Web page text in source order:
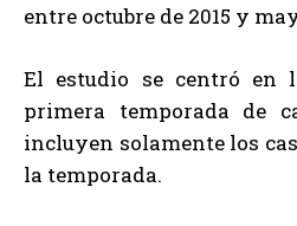
entre octubre de 2015 y
El estudio se centró en
primera temporada de
incluyen solamente los
la temporada.